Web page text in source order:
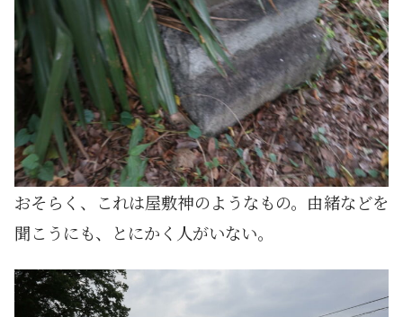
おそらく、これは屋敷神のようなもの。由緒などを
聞こうにも、とにかく人がいない。